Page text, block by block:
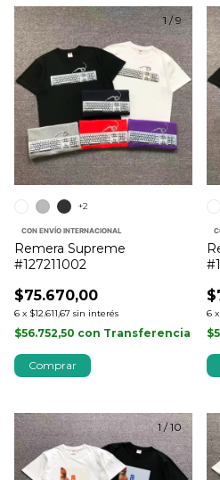
1 /9
CON ENVÍO INTERNACIONAL
Remera Supreme
#127211002
$75.670,00
6 x $12.611,67 sin interés
$56.752,50 con Transferencia
+2
Comprar
6 x
1/10